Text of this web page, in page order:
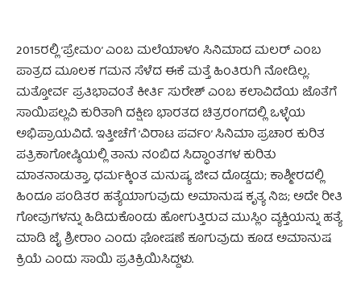
2015ರಲ್ಲಿ ’ಪ್ರೇಮಂ’ ಎಂಬ ಮಲೆಯಾಳಂ ಸಿನಿಮಾದ ಮಲರ್ ಎಂಬ
ಪಾತ್ರದ ಮೂಲಕ ಗಮನ ಸೆಳೆದ ಈಕೆ ಮತ್ತೆ ಹಿಂತಿರುಗಿ ನೋಡಿಲ್ಲ.
ಮತ್ತೋರ್ವ ಪ್ರತಿಭಾವಂತೆ ಕೀರ್ತಿ ಸುರೇಶ್ ಎಂಬ ಕಲಾವಿದೆಯ ಜೊತೆಗೆ
ಸಾಯಿಪಲ್ಲವಿ ಕುರಿತಾಗಿ ದಕ್ಷಿಣ ಭಾರತದ ಚಿತ್ರರಂಗದಲ್ಲಿ ಒಳ್ಳೆಯ
ಅಭಿಪ್ರಾಯವಿದೆ. ಇತ್ತೀಚೆಗೆ ’ವಿರಾಟ ಪರ್ವಂ’ ಸಿನಿಮಾ ಪ್ರಚಾರ ಕುರಿತ
ಪತ್ರಿಕಾಗೋಷ್ಠಿಯಲ್ಲಿ ತಾನು ನಂಬಿದ ಸಿದ್ಧಾಂತಗಳ ಕುರಿತು
ಮಾತನಾಡುತ್ತಾ, ಧರ್ಮಕ್ಕಿಂತ ಮನುಷ್ಯ ಜೀವ ದೊಡ್ಡದು; ಕಾಶ್ಮೀರದಲ್ಲಿ
ಹಿಂದೂ ಪಂಡಿತರ ಹತ್ಯೆಯಾಗುವುದು ಅಮಾನುಷ ಕೃತ್ಯ ನಿಜ; ಅದೇ ರೀತಿ
ಗೋವುಗಳನ್ನು ಹಿಡಿದುಕೊಂಡು ಹೋಗುತ್ತಿರುವ ಮುಸ್ಲಿಂ ವ್ಯಕ್ತಿಯನ್ನು ಹತ್ಯೆ
ಮಾಡಿ ಜೈ ಶ್ರೀರಾಂ ಎಂದು ಘೋಷಣೆ ಕೂಗುವುದು ಕೂಡ ಅಮಾನುಷ
ಕ್ರಿಯೆ ಎಂದು ಸಾಯಿ ಪ್ರತಿಕ್ರಿಯಿಸಿದ್ದಳು.